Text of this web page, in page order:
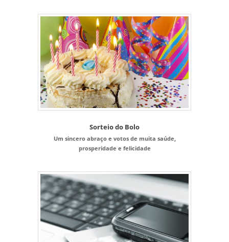
Sorteio do Bolo
Um sincero abraço e votos de muita saúde,
prosperidade e felicidade